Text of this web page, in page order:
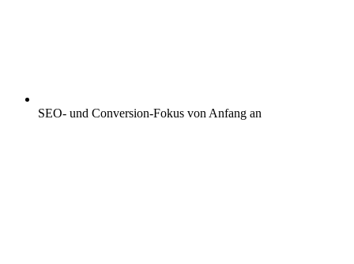
SEO- und Conversion-Fokus von Anfang an